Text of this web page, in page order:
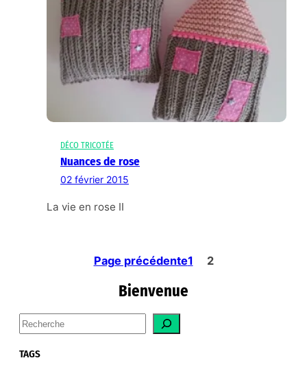
DÉCO TRICOTÉE
Nuances de rose
02 février 2015
La vie en rose II
Page précédente1 2
Bienvenue
S
e
a
TAGS